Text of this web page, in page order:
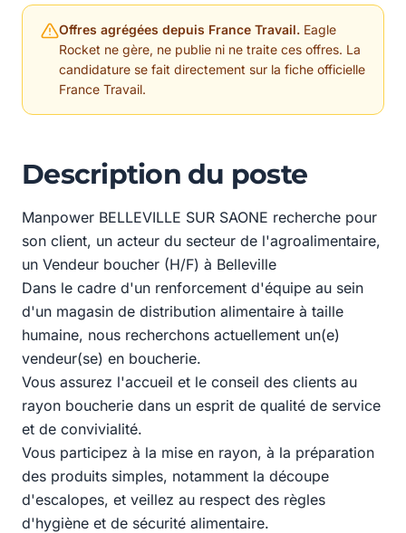
Offres agrégées depuis France Travail. Eagle
Rocket ne gère, ne publie ni ne traite ces offres. La
candidature se fait directement sur la fiche officielle
France Travail.
Description du poste
Manpower BELLEVILLE SUR SAONE recherche pour
son client, un acteur du secteur de l'agroalimentaire,
un Vendeur boucher (H/F) à Belleville
Dans le cadre d'un renforcement d'équipe au sein
d'un magasin de distribution alimentaire à taille
humaine, nous recherchons actuellement un(e)
vendeur(se) en boucherie.
Vous assurez l'accueil et le conseil des clients au
rayon boucherie dans un esprit de qualité de service
et de convivialité.
Vous participez à la mise en rayon, à la préparation
des produits simples, notamment la découpe
d'escalopes, et veillez au respect des règles
d'hygiène et de sécurité alimentaire.